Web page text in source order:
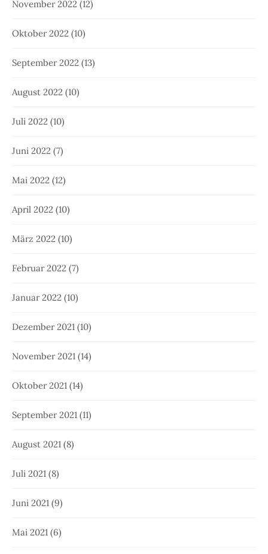
November 2022 (12)
Oktober 2022 (10)
September 2022 (13)
August 2022 (10)
Juli 2022 (10)
Juni 2022 (7)
Mai 2022 (12)
April 2022 (10)
März 2022 (10)
Februar 2022 (7)
Januar 2022 (10)
Dezember 2021 (10)
November 2021 (14)
Oktober 2021 (14)
September 2021 (11)
August 2021 (8)
Juli 2021 (8)
Juni 2021 (9)
Mai 2021 (6)